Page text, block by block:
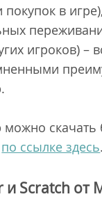
в
игроков) –
можно скачать
по ссылке здесь.
и Scratch от